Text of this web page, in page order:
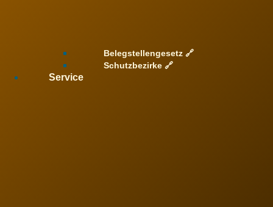
Belegstellengesetz 🔗
Schutzbezirke 🔗
Service